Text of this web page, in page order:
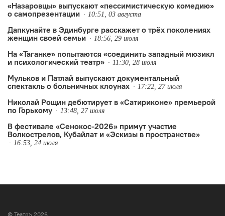
«Назаровцы» выпускают «пессимистическую комедию»
о самопрезентации
10:51, 03 августа
Дапкунайте в Эдинбурге расскажет о трёх поколениях
женщин своей семьи
18:56, 29 июля
На «Таганке» попытаются «соединить западный мюзикл
и психологический театр»
11:30, 28 июля
Мульков и Патлай выпускают документальный
спектакль о больничных клоунах
17:22, 27 июля
Николай Рощин дебютирует в «Сатириконе» премьерой
по Горькому
13:48, 27 июля
В фестивале «Сенокос-2026» примут участие
Волкострелов, Кубайлат и «Эскизы в пространстве»
16:53, 24 июля
© Театръ 2026